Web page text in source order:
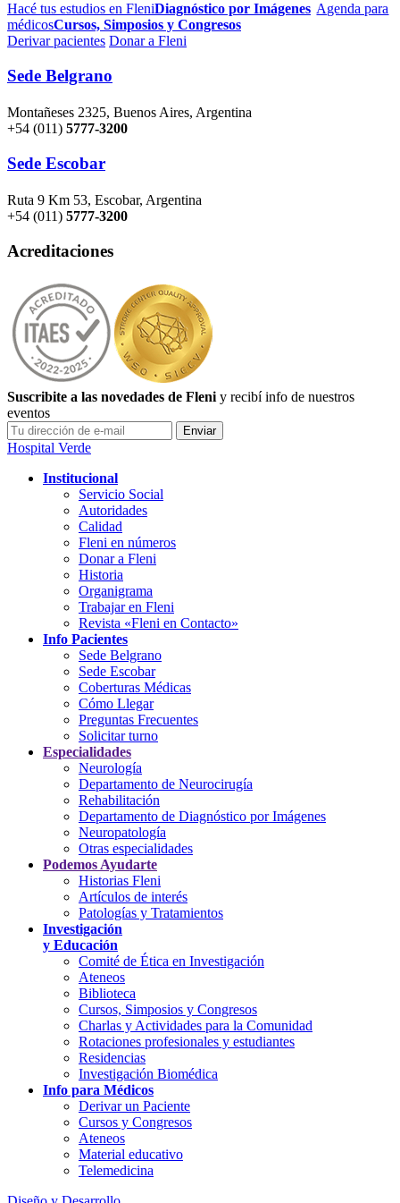
Hacé tus estudios en FleniDiagnóstico por Imágenes Agenda para
médicosCursos, Simposios y Congresos
Derivar pacientes Donar a Fleni
Sede Belgrano
Montañeses 2325, Buenos Aires, Argentina
+54 (011) 5777-3200
Sede Escobar
Ruta 9 Km 53, Escobar, Argentina
+54 (011) 5777-3200
Acreditaciones
Suscribite a las novedades de Fleni y recibí info de nuestros
eventos
Hospital Verde
Institucional
Servicio Social
Autoridades
Calidad
Fleni en números
Donar a Fleni
Historia
Organigrama
Trabajar en Fleni
Revista «Fleni en Contacto»
Info Pacientes
Sede Belgrano
Sede Escobar
Coberturas Médicas
Cómo Llegar
Preguntas Frecuentes
Solicitar turno
Especialidades
Neurología
Departamento de Neurocirugía
Rehabilitación
Departamento de Diagnóstico por Imágenes
Neuropatología
Otras especialidades
Podemos Ayudarte
Historias Fleni
Artículos de interés
Patologías y Tratamientos
Investigación
y Educación
Comité de Ética en Investigación
Ateneos
Biblioteca
Cursos, Simposios y Congresos
Charlas y Actividades para la Comunidad
Rotaciones profesionales y estudiantes
Residencias
Investigación Biomédica
Info para Médicos
Derivar un Paciente
Cursos y Congresos
Ateneos
Material educativo
Telemedicina